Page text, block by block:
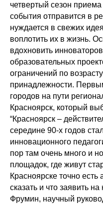
четвертый сезон
события отправится в
нуждается в свежих
воплотить их в жизнь.
вдохновить
образовательных
ограничений по
принадлежности.
городов на пути
Красноярск, который
“Красноярск –
середине 90-х годов
инновационного
пор там очень много и
площадок, где живут
Красноярске точно есть
сказать и что заявить
Фрумин, научный